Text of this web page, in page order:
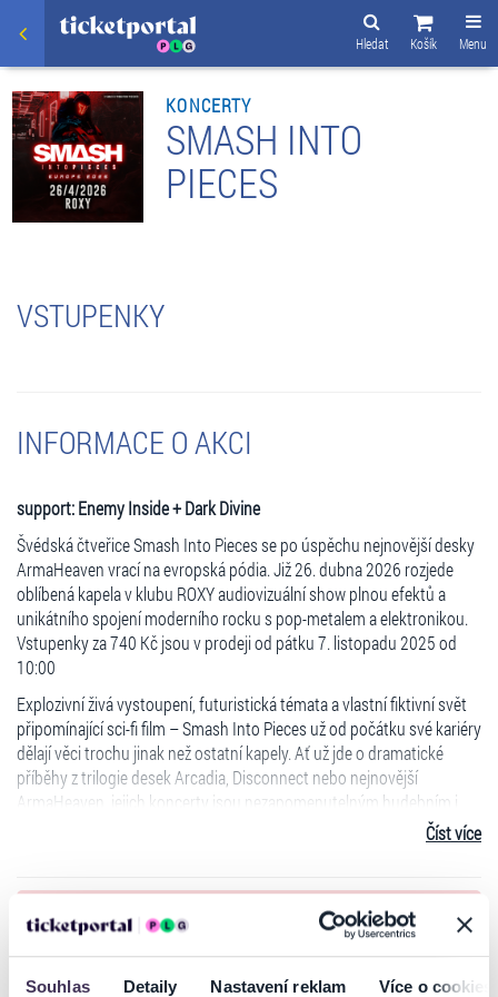
Souhlas Detaily Nastavení reklam Více o cookies
Menu
Košík
Hledat
KONCERTY
SMASH INTO
PIECES
VSTUPENKY
INFORMACE O AKCI
support: Enemy Inside + Dark Divine
Švédská čtveřice Smash Into Pieces se po úspěchu nejnovější desky
ArmaHeaven vrací na evropská pódia. Již 26. dubna 2026 rozjede
oblíbená kapela v klubu ROXY audiovizuální show plnou efektů a
unikátního spojení moderního rocku s pop-metalem a elektronikou.
Vstupenky za 740 Kč jsou v prodeji od pátku 7. listopadu 2025 od
10:00
Explozivní živá vystoupení, futuristická témata a vlastní fiktivní svět
připomínající sci-fi film – Smash Into Pieces už od počátku své kariéry
dělají věci trochu jinak než ostatní kapely. Ať už jde o dramatické
příběhy z trilogie desek Arcadia, Disconnect nebo nejnovější
ArmaHeaven, jejich koncerty jsou nezapomenutelným hudebním i
vizuálním zážitkem, který fanoušci po celém světě touží zažít znovu a
znovu. Nejnovější kapitola ve znamení desky ArmaHeaven ale
kapela i hudební média po celém světě ji totiž označují za dosud
nejambicióznější projekt švédské čtveřice.
S více než jednou miliardou streamů a rychle rostoucí
fanouškovskou základnou se Smash Into Pieces stali jednou z
Číst více
Ticketportal je zárukou pravosti vstupenek
Na stránkách společnosti Ticketportal si vždy zakoupíte
originální vstupenky.